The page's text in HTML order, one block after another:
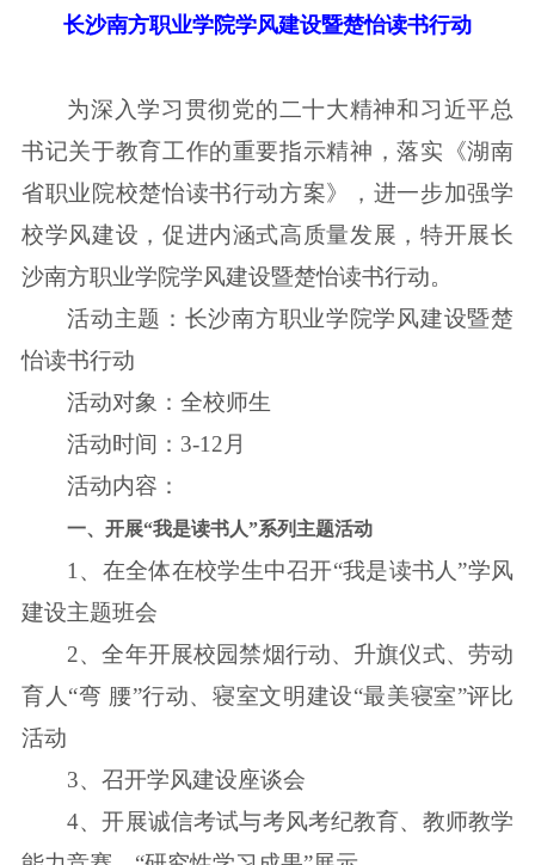
长沙南方职业学院学风建设暨楚怡读书行动
为深入学习贯彻党的二十大精神和习近平总
书记关于教育工作的重要指示精神，落实《湖南
省职业院校楚怡读书行动方案》，进一步加强学
校学风建设，促进内涵式高质量发展，特开展长
沙南方职业学院学风建设暨楚怡读书行动。
活动主题：长沙南方职业学院学风建设暨楚
怡读书行动
活动对象：全校师生
活动时间：3-12月
活动内容：
一、开展“我是读书人”系列主题活动
1、在全体在校学生中召开“我是读书人”学风
建设主题班会
2、全年开展校园禁烟行动、升旗仪式、劳动
育人“弯 腰”行动、寝室文明建设“最美寝室”评比
活动
3、召开学风建设座谈会
4、开展诚信考试与考风考纪教育、教师教学